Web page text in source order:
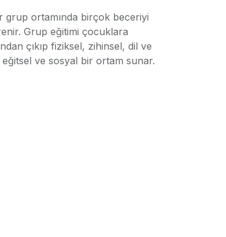
grup ortamında birçok beceriyi
Grup eğitimi çocuklara
çıkıp fiziksel, zihinsel, dil ve
ve sosyal bir ortam sunar.